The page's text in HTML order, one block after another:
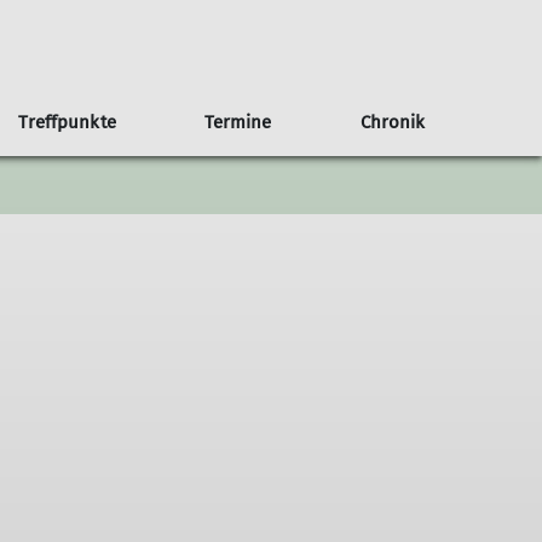
Anfahrt Der Rotenfels
Kalender Weitere Veranstaltungen
Treffpunkte Termine Chronik
Haus 75 Jahre Sektion Nahegau